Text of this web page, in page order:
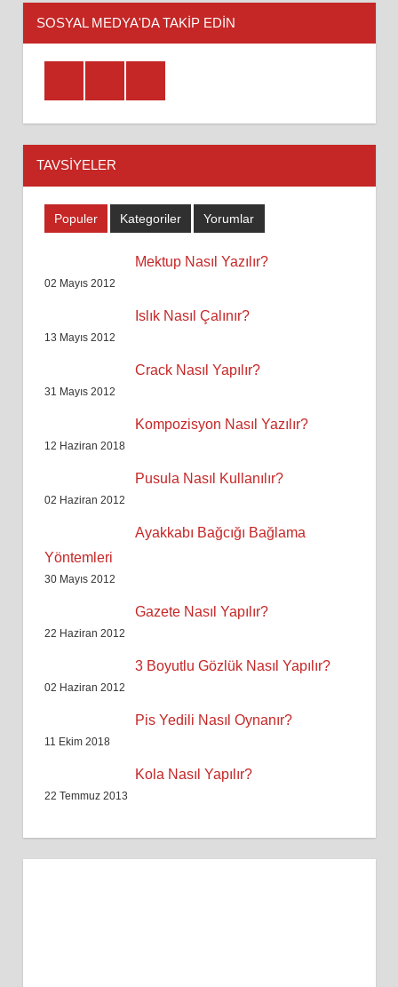
SOSYAL MEDYA'DA TAKİP EDİN
TAVSIYELER
Populer Kategoriler Yorumlar
Mektup Nasıl Yazılır?
02 Mayıs 2012
Islık Nasıl Çalınır?
13 Mayıs 2012
Crack Nasıl Yapılır?
31 Mayıs 2012
Kompozisyon Nasıl Yazılır?
12 Haziran 2018
Pusula Nasıl Kullanılır?
02 Haziran 2012
Ayakkabı Bağcığı Bağlama
Yöntemleri
30 Mayıs 2012
Gazete Nasıl Yapılır?
22 Haziran 2012
3 Boyutlu Gözlük Nasıl Yapılır?
02 Haziran 2012
Pis Yedili Nasıl Oynanır?
11 Ekim 2018
Kola Nasıl Yapılır?
22 Temmuz 2013